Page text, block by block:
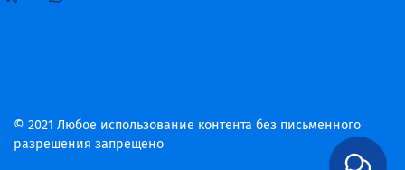
© 2021 Любое использование контента без письменного
разрешения запрещено